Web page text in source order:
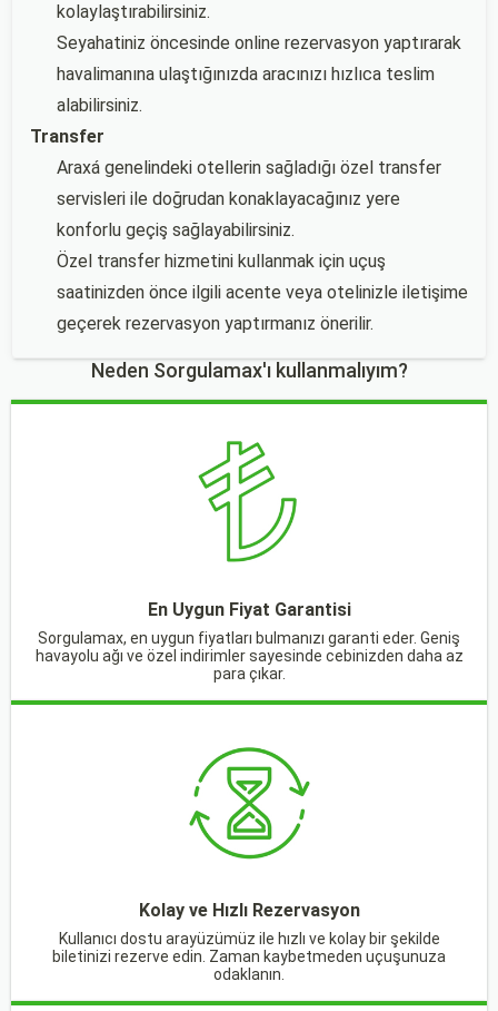
kolaylaştırabilirsiniz.
Seyahatiniz öncesinde online rezervasyon yaptırarak
havalimanına ulaştığınızda aracınızı hızlıca teslim
alabilirsiniz.
Transfer
Araxá genelindeki otellerin sağladığı özel transfer
servisleri ile doğrudan konaklayacağınız yere
konforlu geçiş sağlayabilirsiniz.
Özel transfer hizmetini kullanmak için uçuş
saatinizden önce ilgili acente veya otelinizle iletişime
geçerek rezervasyon yaptırmanız önerilir.
Neden Sorgulamax'ı kullanmalıyım?
En Uygun Fiyat Garantisi
Sorgulamax, en uygun fiyatları bulmanızı garanti eder. Geniş
havayolu ağı ve özel indirimler sayesinde cebinizden daha az
para çıkar.
Kolay ve Hızlı Rezervasyon
Kullanıcı dostu arayüzümüz ile hızlı ve kolay bir şekilde
biletinizi rezerve edin. Zaman kaybetmeden uçuşunuza
odaklanın.